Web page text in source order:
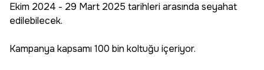
Ekim 2024 - 29 Mart 2025 tarihleri arasında seyahat
edilebilecek.
Kampanya kapsamı 100 bin koltuğu içeriyor.